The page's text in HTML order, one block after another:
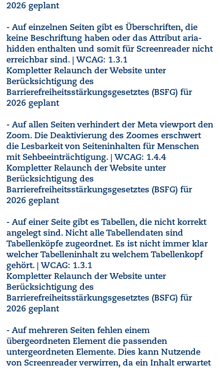
2026 geplant
- Auf einzelnen Seiten gibt es Überschriften, die
keine Beschriftung haben oder das Attribut aria-
hidden enthalten und somit für Screenreader nicht
erreichbar sind. | WCAG: 1.3.1
Kompletter Relaunch der Website unter
Berücksichtigung des
Barrierefreiheitsstärkungsgesetztes (BSFG) für
2026 geplant
- Auf allen Seiten verhindert der Meta viewport den
Zoom. Die Deaktivierung des Zoomes erschwert
die Lesbarkeit von Seiteninhalten für Menschen
mit Sehbeeinträchtigung. | WCAG: 1.4.4
Kompletter Relaunch der Website unter
Berücksichtigung des
Barrierefreiheitsstärkungsgesetztes (BSFG) für
2026 geplant
- Auf einer Seite gibt es Tabellen, die nicht korrekt
angelegt sind. Nicht alle Tabellendaten sind
Tabellenköpfe zugeordnet. Es ist nicht immer klar
welcher Tabelleninhalt zu welchem Tabellenkopf
gehört. | WCAG: 1.3.1
Kompletter Relaunch der Website unter
Berücksichtigung des
Barrierefreiheitsstärkungsgesetztes (BSFG) für
2026 geplant
- Auf mehreren Seiten fehlen einem
übergeordneten Element die passenden
untergeordneten Elemente. Dies kann Nutzende
von Screenreader verwirren, da ein Inhalt erwartet